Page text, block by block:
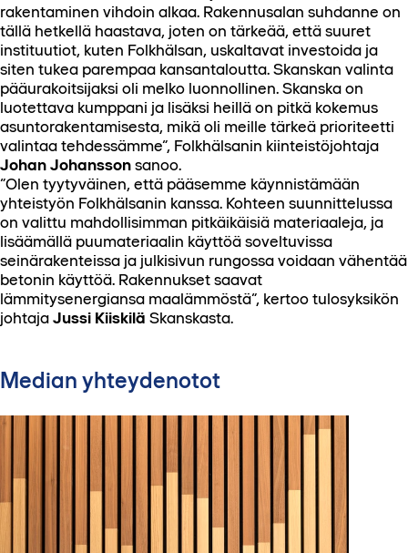
rakentaminen vihdoin alkaa. Rakennusalan suhdanne on
tällä hetkellä haastava, joten on tärkeää, että suuret
instituutiot, kuten Folkhälsan, uskaltavat investoida ja
siten tukea parempaa kansantaloutta. Skanskan valinta
pääurakoitsijaksi oli melko luonnollinen. Skanska on
luotettava kumppani ja lisäksi heillä on pitkä kokemus
asuntorakentamisesta, mikä oli meille tärkeä prioriteetti
valintaa tehdessämme”, Folkhälsanin kiinteistöjohtaja
Johan Johanssonsanoo.
”Olen tyytyväinen, että pääsemme käynnistämään
yhteistyön Folkhälsanin kanssa. Kohteen suunnittelussa
on valittu mahdollisimman pitkäikäisiä materiaaleja, ja
lisäämällä puumateriaalin käyttöä soveltuvissa
seinärakenteissa ja julkisivun rungossa voidaan vähentää
betonin käyttöä. Rakennukset saavat
lämmitysenergiansa maalämmöstä”, kertoo tulosyksikön
johtajaJussi Kiiskilä Skanskasta.
Median yhteydenotot